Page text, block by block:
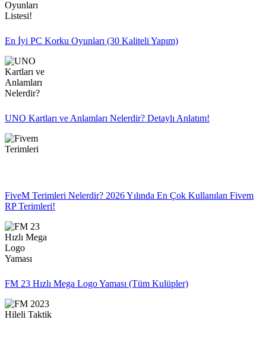
En İyi PC Korku Oyunları (30 Kaliteli Yapım)
UNO Kartları ve Anlamları Nelerdir? Detaylı Anlatım!
FiveM Terimleri Nelerdir? 2026 Yılında En Çok Kullanılan Fivem
RP Terimleri!
FM 23 Hızlı Mega Logo Yaması (Tüm Kulüpler)